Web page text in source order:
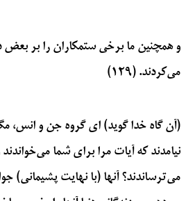
و همچنین ما برخی ستمکاران را بر
می‌کردند. (۱۲۹)
(آن گاه خدا گوید) ای گروه جن و انس،
نیامدند که آیات مرا برای شما
می‌ترساندند؟ آنها (با نهایت پشیمانی)